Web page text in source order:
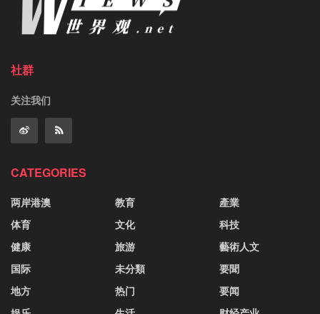
社群
关注我们
CATEGORIES
两岸港澳
体育
健康
国际
地方
教育
文化
旅游
未分類
热门
產業
科技
藝術人文
要聞
要闻